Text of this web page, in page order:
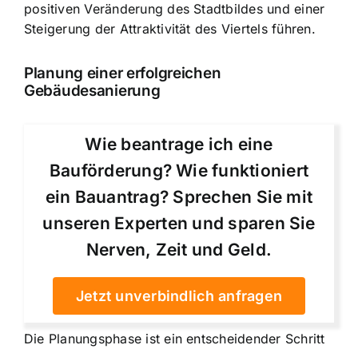
positiven Veränderung des Stadtbildes und einer
Steigerung der Attraktivität des Viertels führen.
Planung einer erfolgreichen
Gebäudesanierung
Wie beantrage ich eine
Bauförderung? Wie funktioniert
ein Bauantrag? Sprechen Sie mit
unseren Experten und sparen Sie
Nerven, Zeit und Geld.
Jetzt unverbindlich anfragen
Die Planungsphase ist ein entscheidender Schritt